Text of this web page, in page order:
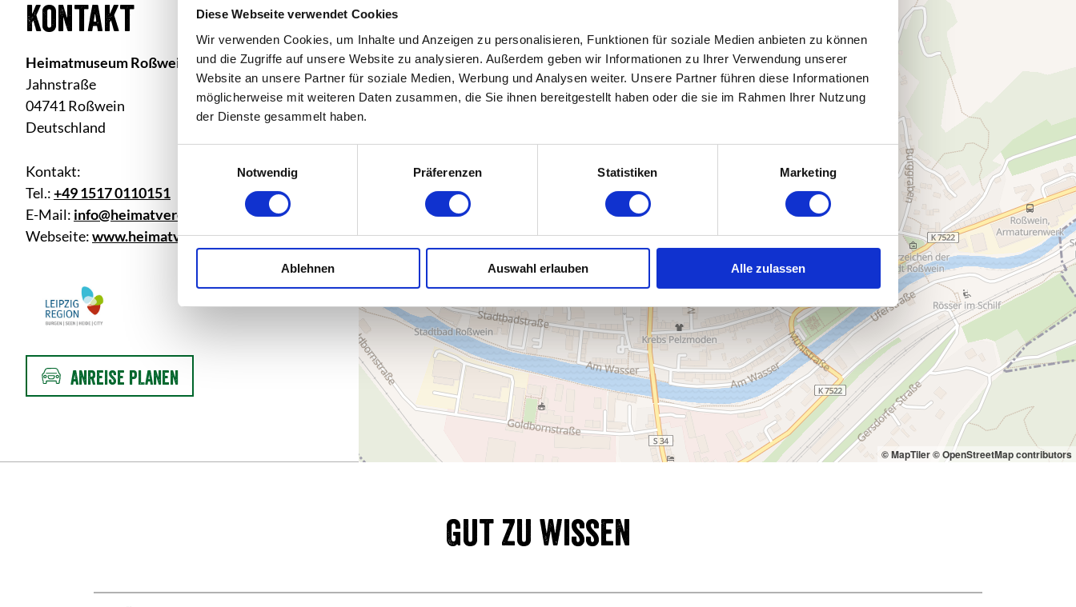
Diese Webseite verwendet Cookies
Wir verwenden Cookies, um Inhalte und Anzeigen zu personalisieren, Funktionen für soziale Medien anbieten zu können
und die Zugriffe auf unsere Website zu analysieren. Außerdem geben wir Informationen zu Ihrer Verwendung unserer
Website an unsere Partner für soziale Medien, Werbung und Analysen weiter. Unsere Partner führen diese Informationen
möglicherweise mit weiteren Daten zusammen, die Sie ihnen bereitgestellt haben oder die sie im Rahmen Ihrer Nutzung
der Dienste gesammelt haben.
g
s
w
Notwendig Präferenzen Statistiken Marketing
Ablehnen Auswahl erlauben Alle zulassen
Kontakt
Heimatmuseum Roßwein
Jahnstraße
04741 Roßwein
Deutschland
Kontakt:
Tel.:+49 1517 0110151
E-Mail: info@heimatverein-rosswein.de
Webseite:www.heimatverein-rosswein.de
ANREISE PLANEN
© MapTiler© OpenStreetMap contributors
Gut zu wissen